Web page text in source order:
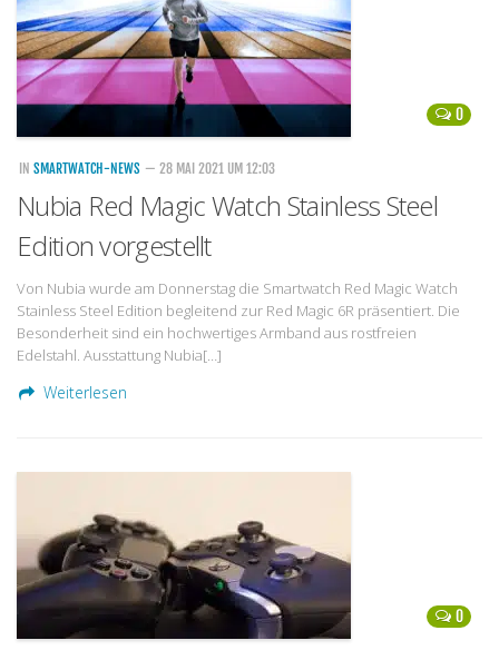
0
IN SMARTWATCH-NEWS — 28 MAI 2021 UM 12:03
Nubia Red Magic Watch Stainless Steel
Edition vorgestellt
Von Nubia wurde am Donnerstag die Smartwatch Red Magic Watch
Stainless Steel Edition begleitend zur Red Magic 6R präsentiert. Die
Besonderheit sind ein hochwertiges Armband aus rostfreien
Edelstahl. Ausstattung Nubia[…]
Weiterlesen
0